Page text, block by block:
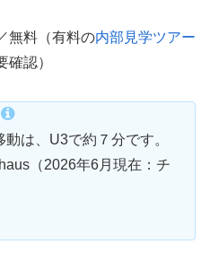
無料（有料の内部見学ツアー
認）
は、U3で約７分です。
（2026年6月現在：チ